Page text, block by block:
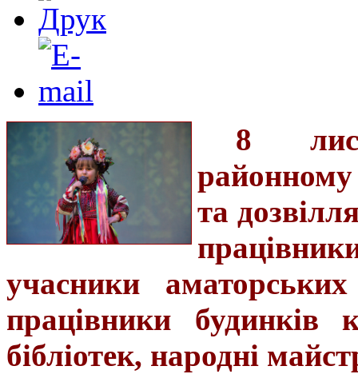
8
районному
та
учасники
працівники будинків
бібліотек, народні